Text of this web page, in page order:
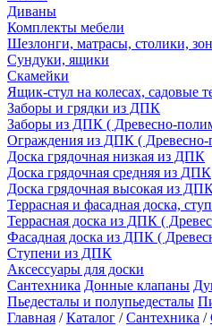
Диваны
Комплекты мебели
Шезлонги, матрасы, столики,
Сундуки, ящики
Скамейки
Ящик-стул на колесах, садовые
Заборы и грядки из ДПК
Заборы из ДПК ( Древесно-
Ограждения из ДПК (
Доска грядочная низкая из ДПК
Доска грядочная средняя из ДПК
Доска грядочная высокая из
Террасная и фасадная доска,
Террасная доска из ДПК (
Фасадная доска из ДПК (
Ступени из ДПК
Аксессуары для доски
Сантехника Донные клапаны
Пьедесталы и полупьедесталы
Главная / Каталог / Сантехника /